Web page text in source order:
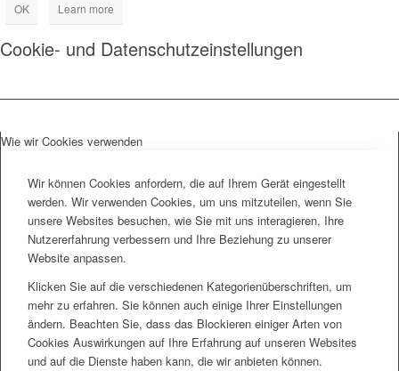
OK Learn more
Cookie- und Datenschutzeinstellungen
Wie wir Cookies verwenden
Wir können Cookies anfordern, die auf Ihrem Gerät eingestellt
werden. Wir verwenden Cookies, um uns mitzuteilen, wenn Sie
unsere Websites besuchen, wie Sie mit uns interagieren, Ihre
Nutzererfahrung verbessern und Ihre Beziehung zu unserer
Website anpassen.
Klicken Sie auf die verschiedenen Kategorienüberschriften, um
mehr zu erfahren. Sie können auch einige Ihrer Einstellungen
ändern. Beachten Sie, dass das Blockieren einiger Arten von
Cookies Auswirkungen auf Ihre Erfahrung auf unseren Websites
und auf die Dienste haben kann, die wir anbieten können.